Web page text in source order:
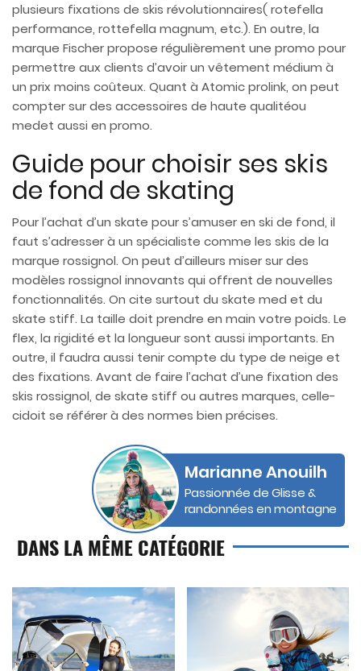
plusieurs fixations de skis révolutionnaires( rotefella
performance, rottefella magnum, etc.). En outre, la
marque Fischer propose régulièrement une promo pour
permettre aux clients d’avoir un vêtement médium à
un prix moins coûteux. Quant à Atomic prolink, on peut
compter sur des accessoires de haute qualitéou
medet aussi en promo.
Guide pour choisir ses skis
de fond de skating
Pour l’achat d’un skate pour s’amuser en ski de fond, il
faut s’adresser à un spécialiste comme les skis de la
marque rossignol. On peut d’ailleurs miser sur des
modèles rossignol innovants qui offrent de nouvelles
fonctionnalités. On cite surtout du skate med et du
skate stiff. La taille doit prendre en main votre poids. Le
flex, la rigidité et la longueur sont aussi importants. En
outre, il faudra aussi tenir compte du type de neige et
des fixations. Avant de faire l’achat d’une fixation des
skis rossignol, de skate stiff ou autres marques, celle-
cidoit se référer à des normes bien précises.
Marianne Anouilh
Passionnée de Glisse &
randonnées en montagne
DANS LA MÊME CATÉGORIE